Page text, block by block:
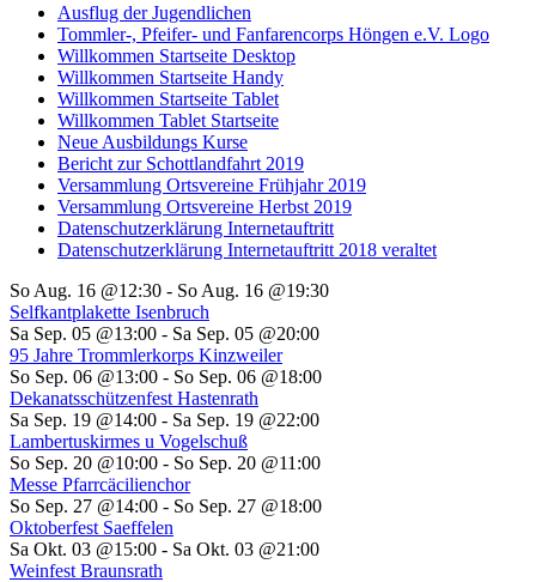
Ausflug der Jugendlichen
Tommler-, Pfeifer- und Fanfarencorps Höngen e.V. Logo
Willkommen Startseite Desktop
Willkommen Startseite Handy
Willkommen Startseite Tablet
Willkommen Tablet Startseite
Neue Ausbildungs Kurse
Bericht zur Schottlandfahrt 2019
Versammlung Ortsvereine Frühjahr 2019
Versammlung Ortsvereine Herbst 2019
Datenschutzerklärung Internetauftritt
Datenschutzerklärung Internetauftritt 2018 veraltet
So Aug. 16 @12:30 - So Aug. 16 @19:30
Selfkantplakette Isenbruch
Sa Sep. 05 @13:00 - Sa Sep. 05 @20:00
95 Jahre Trommlerkorps Kinzweiler
So Sep. 06 @13:00 - So Sep. 06 @18:00
Dekanatsschützenfest Hastenrath
Sa Sep. 19 @14:00 - Sa Sep. 19 @22:00
Lambertuskirmes u Vogelschuß
So Sep. 20 @10:00 - So Sep. 20 @11:00
Messe Pfarrcäcilienchor
So Sep. 27 @14:00 - So Sep. 27 @18:00
Oktoberfest Saeffelen
Sa Okt. 03 @15:00 - Sa Okt. 03 @21:00
Weinfest Braunsrath